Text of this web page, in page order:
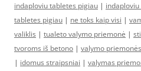
indaploviu tabletes pigiau |
tabletes pigiau | ne toks kaip visi |
valiklis | tualeto valymo priemonė |
tvoroms iš betono | valymo priemonės
| idomus straipsniai | valymas